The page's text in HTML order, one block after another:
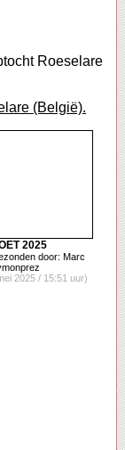
Roeselare
(België).
2025
door: Marc
2025 / 15:51 uur)